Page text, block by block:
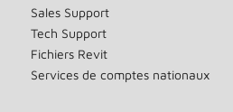
Sales Support
Tech Support
Fichiers Revit
Services de comptes nationaux